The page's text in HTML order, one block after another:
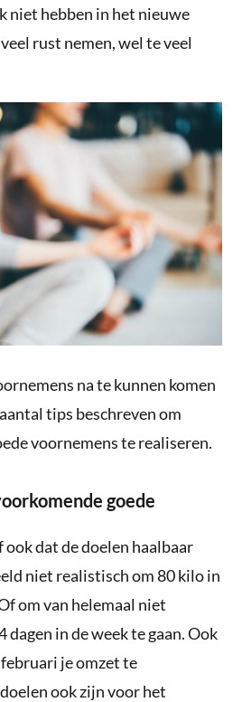
niet hebben in het nieuwe
rust nemen, wel te veel
na te kunnen komen
tips beschreven om
voornemens te realiseren.
goede
dat de doelen haalbaar
niet realistisch om 80 kilo in
om van helemaal niet
dagen in de week te gaan. Ook
je omzet te
ook zijn voor het